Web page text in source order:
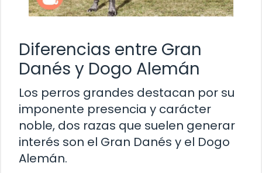
Diferencias entre Gran
Danés y Dogo Alemán
Los perros grandes destacan por su
imponente presencia y carácter
noble, dos razas que suelen generar
interés son el Gran Danés y el Dogo
Alemán.